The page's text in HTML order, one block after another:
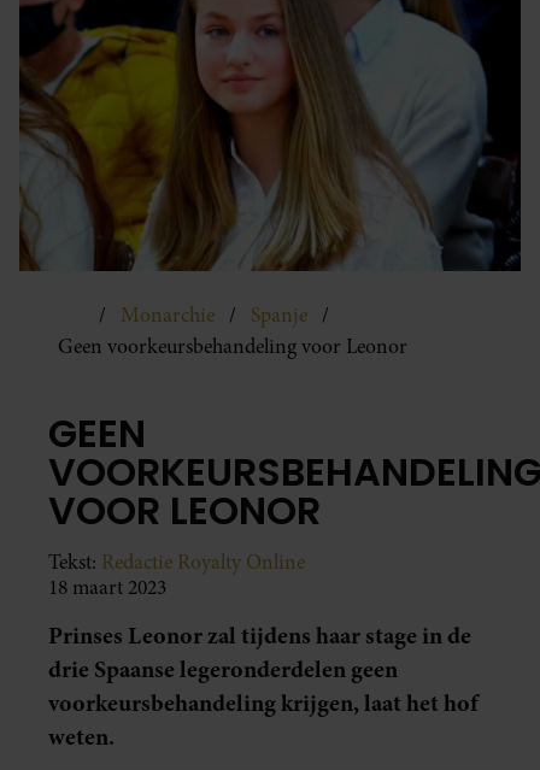
Monarchie
Spanje
Geen voorkeursbehandeling voor Leonor
GEEN
VOOR LEONOR
Tekst: Redactie Royalty Online
18 maart 2023
Prinses Leonor zal tijdens haar stage in de
drie Spaanse legeronderdelen geen
voorkeursbehandeling krijgen, laat het hof
weten.